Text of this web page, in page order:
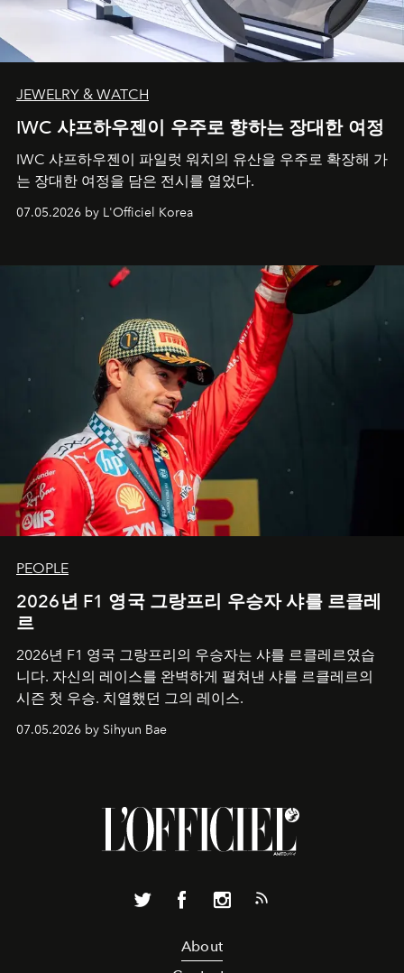
JEWELRY & WATCH
IWC 샤프하우젠이 우주로 향하는 장대한 여정
IWC 샤프하우젠이 파일럿 워치의 유산을 우주로 확장해 가
는 장대한 여정을 담은 전시를 열었다.
07.05.2026 by L'Officiel Korea
PEOPLE
2026년 F1 영국 그랑프리 우승자 샤를 르클레
르
2026년 F1 영국 그랑프리의 우승자는 샤를 르클레르였습
니다. 자신의 레이스를 완벽하게 펼쳐낸 샤를 르클레르의
시즌 첫 우승. 치열했던 그의 레이스.
07.05.2026 by Sihyun Bae
About